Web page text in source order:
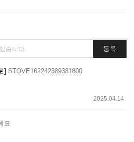
등록
STOVE162242389381800
2025.04.14
요